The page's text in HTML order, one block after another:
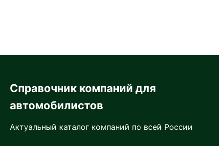
Справочник компаний для
автомобилистов
Актуальный каталог компаний по всей России